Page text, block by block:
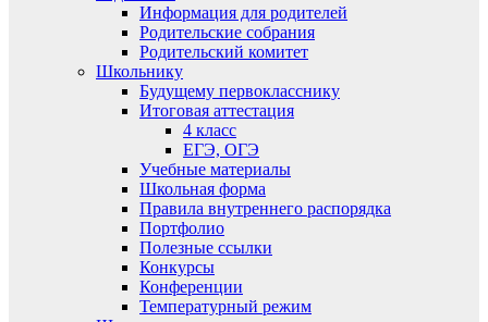
Информация для родителей
Родительские собрания
Родительский комитет
Школьнику
Будущему первокласснику
Итоговая аттестация
4 класс
ЕГЭ, ОГЭ
Учебные материалы
Школьная форма
Правила внутреннего распорядка
Портфолио
Полезные ссылки
Конкурсы
Конференции
Температурный режим